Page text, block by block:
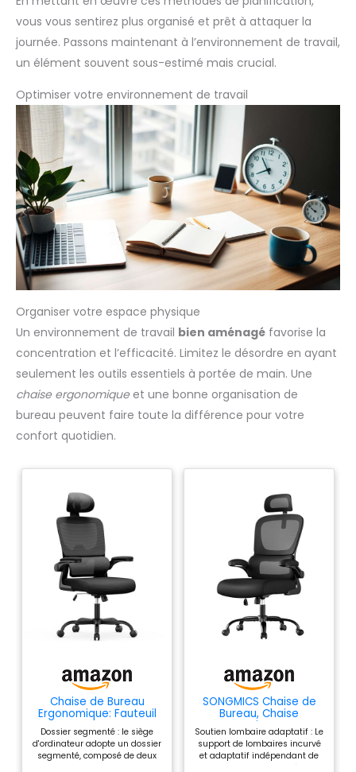
vous vous sentirez plus organisé et prêt à attaquer la
journée. Passons maintenant à l’environnement de travail,
un élément souvent sous-estimé mais crucial.
Optimiser votre environnement de travail
Organiser votre espace physique
Un environnement de travail bien aménagé favorise la
concentration et l’efficacité. Limitez le désordre en ayant
seulement les outils essentiels à portée de main. Une
chaise ergonomiqueet une bonne organisation de
bureau peuvent faire toute la différence pour votre
confort quotidien.
Chaise de Bureau
Ergonomique: Fauteuil
Bureau avec Support
Lombaire en C,Dossier
et Appui-tête
Réglables,Reversible
Dossier segmenté : le siège
d'ordinateur adopte un dossier
segmenté, composé de deux
SONGMICS Chaise de
Bureau, Chaise
Ergonomique, avec
Tissu en Maille
Respirant à Double
Couche, Soutien
Soutien lombaire adaptatif : Le
support de lombaires incurvé
et adaptatif indépendant de
cette chaise de bureau épouse